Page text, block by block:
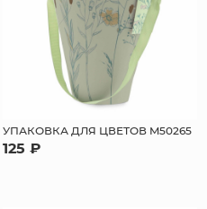
УПАКОВКА ДЛЯ ЦВЕТОВ M50265
125 ₽